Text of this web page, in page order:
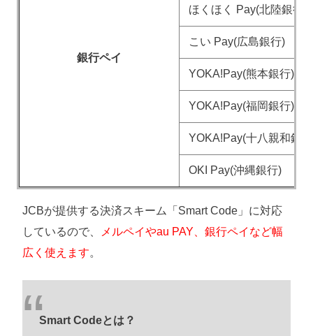
銀行ペイ
ほくほく Pay(北陸銀行)
こい Pay(広島銀行)
YOKA!Pay(熊本銀行)
YOKA!Pay(福岡銀行)
YOKA!Pay(十八親和銀
OKI Pay(沖縄銀行)
JCBが提供する決済スキーム「Smart Code」に対応
しているので、
メルペイやau PAY、銀行ペイなど幅
広く使えます。
Smart Codeとは？